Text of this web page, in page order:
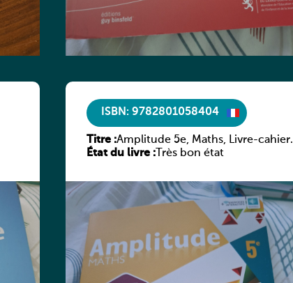
ISBN: 9782801058404
Titre :Amplitude 5e, Maths, Livre-cahier,
version luxembourgeoise
État du livre : Très bon état